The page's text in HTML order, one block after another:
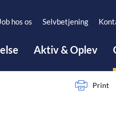
hos os Selvbetjening
Aktiv & Oplev
Print